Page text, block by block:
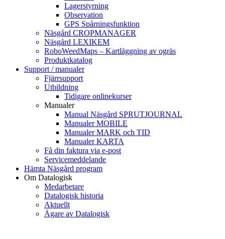
Lagerstyrning
Observation
GPS Spårningsfunktion
Näsgård CROPMANAGER
Näsgård LEXIKEM
RoboWeedMaps – Kartläggning av ogräs
Produktkatalog
Support / manualer
Fjärrsupport
Utbildning
Tidigare onlinekurser
Manualer
Manual Näsgård SPRUTJOURNAL
Manualer MOBILE
Manualer MARK och TID
Manualer KARTA
Få din faktura via e-post
Servicemeddelande
Hämta Näsgård program
Om Datalogisk
Medarbetare
Datalogisk historia
Aktuellt
Ägare av Datalogisk